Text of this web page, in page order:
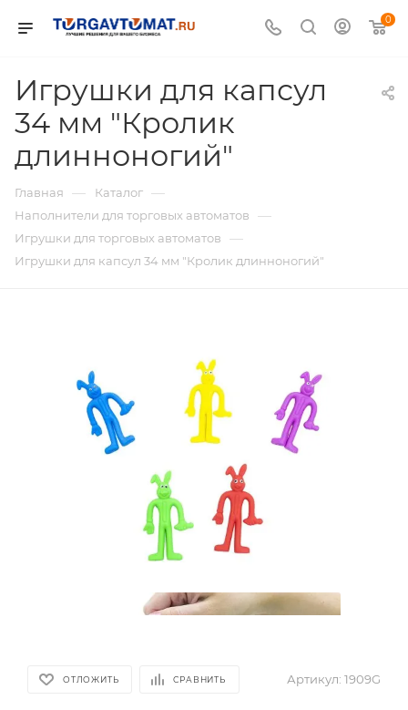
0
Игрушки для капсул
34 мм "Кролик
длинноногий"
Главная — Каталог —
Наполнители для торговых автоматов —
Игрушки для торговых автоматов —
Игрушки для капсул 34 мм "Кролик длинноногий"
ОТЛОЖИТЬ СРАВНИТЬ Артикул: 1909G